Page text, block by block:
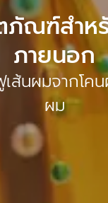
ณฑ์สำห
ภายนอก
ส้นผมจากโค
ผม